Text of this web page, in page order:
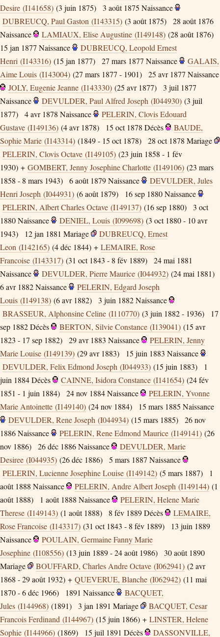
Desire (I141658) (3 juin 1875) 3 août 1875 Naissance
DUBREUCQ, Paul Gaston (I143315) (3 août 1875)
28 août 1876
Naissance
LAMIAUX, Elise Augustine (I149148) (28 août 1876)
15 jan 1877 Naissance
DUBREUCQ, Leopold Ernest
Henri (I143316) (15 jan 1877) 27 mars 1877 Naissance
GALAIS,
Aime Louis (I143004) (27 mars 1877 - 1901) 25 avr 1877 Naissance
JOLY, Eugenie Jeanne (I143330) (25 avr 1877)
3 juil 1877
Naissance
DEVULDER, Paul Alfred Joseph (I044930) (3 juil
1877)
4 avr 1878 Naissance
PELERIN, Clovis Edouard
Gustave (I149136) (4 avr 1878) 15 oct 1878 Décès
BAUDE,
Sophie Marie (I143314) (1849 - 15 oct 1878) 28 oct 1878 Mariage
PELERIN, Clovis Octave (I149105) (23 juin 1858 - 1 fév
1930) + GOMBERT, Jenny Josephine Charlotte (I149106) (23 mars
1858 - 8 mars 1943)
6 août 1879Naissance
DEVULDER, Jules
Henri Joseph (I044931) (6 août 1879) 16 sep 1880Naissance
PELERIN, Albert Charles Octave (I149137) (16 sep 1880)
3 oct
1880Naissance DENIEL, Louis (I099698) (3 oct 1880 - 10 avr
1943)
12 jan 1881 Mariage
DUBREUCQ, Ernest
Leon (I142165) (4 déc 1844) + LEMAIRE, Rose
Francoise (I143317) (31 oct 1843 - 8 fév 1889)
24 mai 1881
Naissance
DEVULDER, Pierre Maurice (I044932) (24 mai 1881)
6 avr 1882Naissance
PELERIN, Edgard Joseph
Louis (I149138) (6 avr 1882) 3 juin 1882Naissance
BRASSEUR, Alphonsine Celine (I110770) (3 juin 1882 - 1936)
17
sep 1882Décès BERTON, Silvie Constance (I139041) (15 avr
1823 - 17 sep 1882)
29 avr 1883 Naissance
PELERIN, Jenny
Marie Louise (I149139) (29 avr 1883) 15 juin 1883 Naissance
DEVULDER, Felix Edmond Joseph (I044933) (15 juin 1883)
1
juin 1884Décès CAINNE, Isidora Constance (I141654) (24 fév
1851 - 1 juin 1884)
24 nov 1884Naissance
PELERIN, Yvonne
Marie Antoinette (I149140) (24 nov 1884) 15 mars 1885 Naissance
DEVULDER, Rene Joseph (I044934) (15 mars 1885)
26 nov
1886Naissance PELERIN, Rene Edmond Maurice (I149141) (26
nov 1886)
26 déc 1886Naissance
DEVULDER, Marie
Desiree (I044935) (26 déc 1886) 5 mars 1887 Naissance
PELERIN, Lucienne Josephine Louise (I149142) (5 mars 1887)
1
août 1888 Naissance PELERIN, Andre Albert Joseph (I149144) (1
août 1888)
1 août 1888 Naissance
PELERIN, Helene Marie
Therese (I149143) (1 août 1888) 8 fév 1889Décès
LEMAIRE,
Rose Francoise (I143317) (31 oct 1843 - 8 fév 1889)
13 juin 1889
Naissance
POULAIN, Germaine Fanny Marie
Josephine (I108556) (13 juin 1889 - 24 août 1986)
30 août 1890
Mariage
BOUFFARD, Charles Andre Octave (I062941) (2 avr
1868 - 29 août 1932) + QUEVERUE, Blanche (I062942) (11 mai
1870 - 6 déc 1966)
1891 Naissance
BACQUET,
Jules (I144968) (1891) 3 jan 1891 Mariage
BACQUET, Cesar
Francois Ferdinand (I144967) (15 juin 1866) + LINSTER, Helene
Sophie (I144966) (1869) 15 juil 1891 Décès DASSONVILLE,